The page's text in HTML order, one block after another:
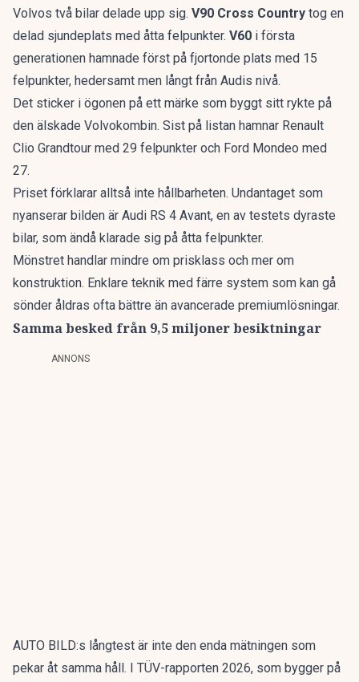
Volvos två bilar delade upp sig. V90 Cross Country tog en
delad sjundeplats med åtta felpunkter. V60 i första
generationen hamnade först på fjortonde plats med 15
felpunkter, hedersamt men långt från Audis nivå.
Det sticker i ögonen på ett märke som byggt sitt rykte på
den älskade Volvokombin. Sist på listan hamnar Renault
Clio Grandtour med 29 felpunkter och Ford Mondeo med
27.
Priset förklarar alltså inte hållbarheten. Undantaget som
nyanserar bilden är Audi RS 4 Avant, en av testets dyraste
bilar, som ändå klarade sig på åtta felpunkter.
Mönstret handlar mindre om prisklass och mer om
konstruktion. Enklare teknik med färre system som kan gå
sönder åldras ofta bättre än avancerade premiumlösningar.
Samma besked från 9,5 miljoner besiktningar
ANNONS
AUTO BILD:s långtest är inte den enda mätningen som
pekar åt samma håll. I TÜV-rapporten 2026, som bygger på